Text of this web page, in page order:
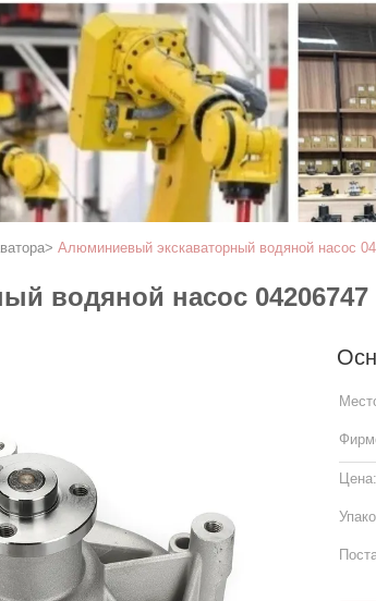
> Алюминиевый экскаваторный водяной насос
водяной насос 04206747
Цена: